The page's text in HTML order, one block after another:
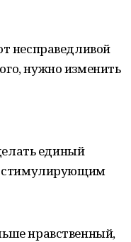
несправедливой
нужно изменить
единый
стимулирующим
нравственный,